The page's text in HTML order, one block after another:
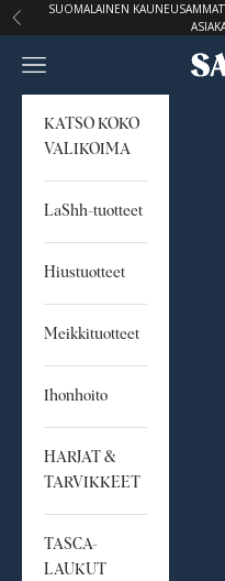
Siirry sisältöön
Edellinen
SUOMALAINEN
Avaa navigointivalikko
KATSO KOKO
VALIKOIMA
LaShh-tuotteet
Hiustuotteet
Meikkituotteet
Ihonhoito
HARJAT &
TARVIKKEET
TASCA-
LAUKUT